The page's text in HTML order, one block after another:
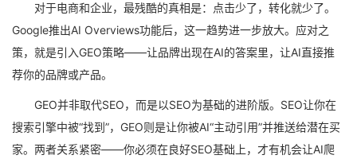
对于电商和企业，最残酷的真相是：点击少了，转化就少了。
Google推出AI Overviews功能后，这一趋势进一步放大。应对之
策，就是引入GEO策略——让品牌出现在AI的答案里，让AI直接推
荐你的品牌或产品。
GEO并非取代SEO，而是以SEO为基础的进阶版。SEO让你在
搜索引擎中被“找到”，GEO则是让你被AI“主动引用”并推送给潜在买
家。两者关系紧密——你必须在良好SEO基础上，才有机会让AI爬